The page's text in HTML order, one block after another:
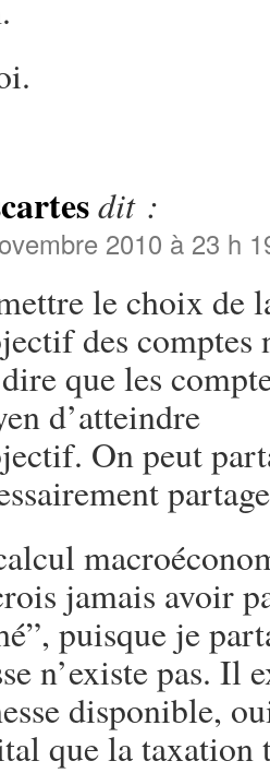
dit :
2010 à 23 h
le choix de
des comptes
que les
d’atteindre
On peut
jamais avoir
puisque je
n’existe pas. Il
disponible,
que la taxation